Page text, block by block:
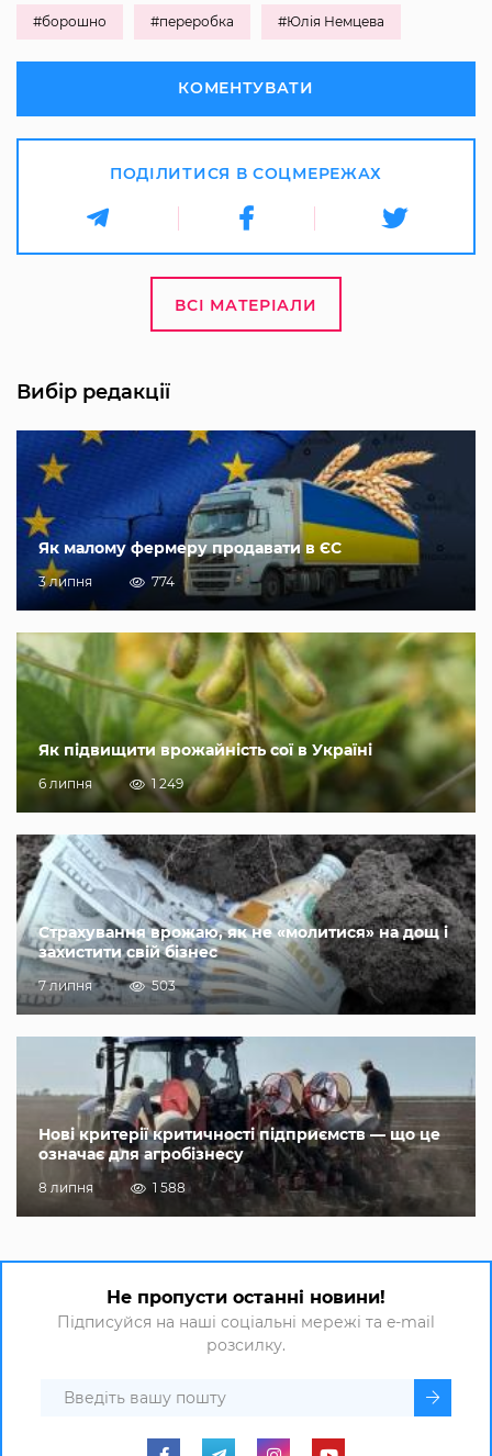
#борошно #переробка #Юлія Немцева
КОМЕНТУВАТИ
ПОДІЛИТИСЯ В СОЦМЕРЕЖАХ
ВСІ МАТЕРІАЛИ
Вибір редакції
Як малому фермеру продавати в ЄС
3 липня 774
Як підвищити врожайність сої в Україні
6 липня 1 249
Страхування врожаю, як не «молитися» на дощ і
захистити свій бізнес
7 липня 503
Нові критерії критичності підприємств — що це
означає для агробізнесу
8 липня 1 588
Не пропусти останні новини!
Підписуйся на наші соціальні мережі та e-mail
розсилку.